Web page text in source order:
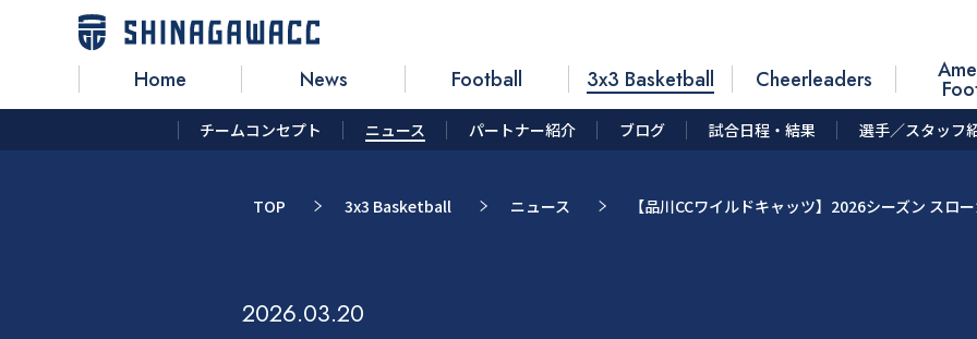
Home News Football 3x3 Basketball Cheerleaders
チームコンセプト ニュース パートナー紹介 ブログ 試合日程・結果 選手／スタッフ
TOP 3x3 Basketball ニュース 【品川CCワイルドキャッツ】2026シーズン スロ
2026.03.20